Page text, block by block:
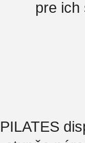
pre ich
PILATES